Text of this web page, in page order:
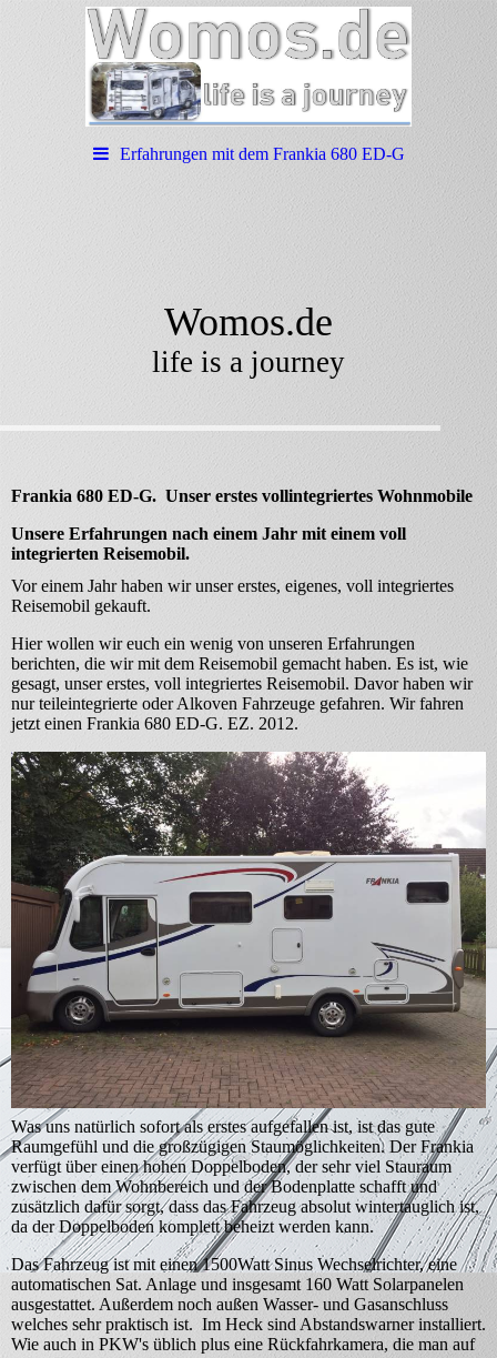
Erfahrungen mit dem Frankia 680 ED-G
Womos.de
life is a journey
Frankia 680 ED-G. Unser erstes vollintegriertes Wohnmobile
Unsere Erfahrungen nach einem Jahr mit einem voll
integrierten Reisemobil.
Vor einem Jahr haben wir unser erstes, eigenes, voll integriertes
Reisemobil gekauft.
Hier wollen wir euch ein wenig von unseren Erfahrungen
berichten, die wir mit dem Reisemobil gemacht haben. Es ist, wie
gesagt, unser erstes, voll integriertes Reisemobil. Davor haben wir
nur teileintegrierte oder Alkoven Fahrzeuge gefahren. Wir fahren
jetzt einen Frankia 680 ED-G. EZ. 2012.
Was uns natürlich sofort als erstes aufgefallen ist, ist das gute
Raumgefühl und die großzügigen Staumöglichkeiten. Der Frankia
verfügt über einen hohen Doppelboden, der sehr viel Stauraum
zwischen dem Wohnbereich und der Bodenplatte schafft und
zusätzlich dafür sorgt, dass das Fahrzeug absolut wintertauglich ist,
da der Doppelboden komplett beheizt werden kann.
Das Fahrzeug ist mit einen 1500Watt Sinus Wechselrichter, eine
automatischen Sat. Anlage und insgesamt 160 Watt Solarpanelen
ausgestattet. Außerdem noch außen Wasser- und Gasanschluss
welches sehr praktisch ist. Im Heck sind Abstandswarner installiert.
Wie auch in PKW's üblich plus eine Rückfahrkamera, die man auf